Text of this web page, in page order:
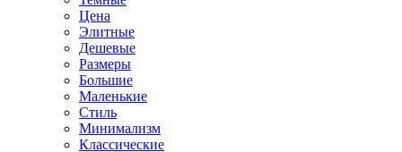
Цена
Элитные
Дешевые
Размеры
Большие
Маленькие
Стиль
Минимализм
Классические